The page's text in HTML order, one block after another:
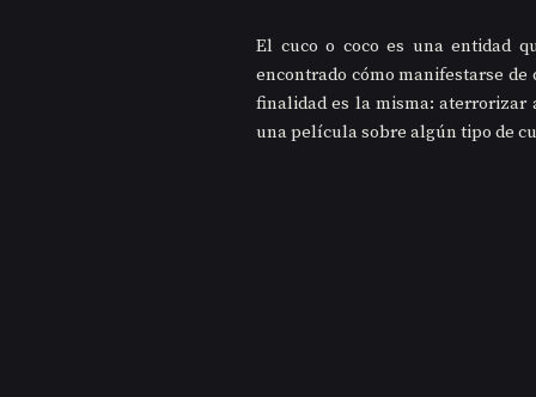
El cuco o coco es una entidad
encontrado cómo manifestarse
finalidad es la misma: aterrorizar
una película sobre algún tipo de